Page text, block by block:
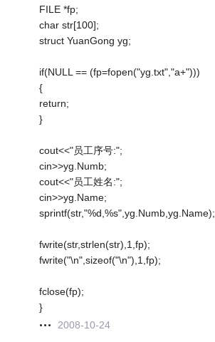
FILE *fp;
char str[100];
struct YuanGong yg;
if(NULL == (fp=fopen("yg.txt","a+")))
{
return;
}
cout<<"员工序号:";
cin>>yg.Numb;
cout<<"员工姓名:";
cin>>yg.Name;
sprintf(str,"%d,%s",yg.Numb,yg.Name);
fwrite(str,strlen(str),1,fp);
fwrite("\n",sizeof("\n"),1,fp);
fclose(fp);
}
2008-10-24